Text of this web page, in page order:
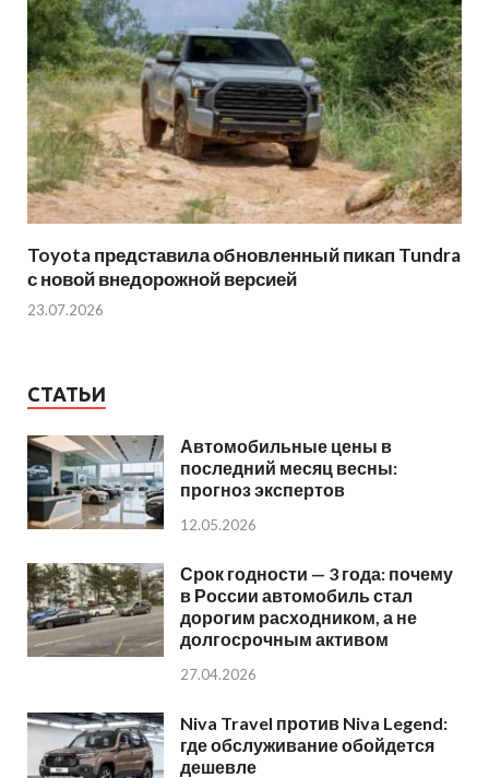
Toyota представила обновленный пикап Tundra
с новой внедорожной версией
23.07.2026
СТАТЬИ
Автомобильные цены в
последний месяц весны:
прогноз экспертов
12.05.2026
Срок годности — 3 года: почему
в России автомобиль стал
дорогим расходником, а не
долгосрочным активом
27.04.2026
Niva Travel против Niva Legend:
где обслуживание обойдется
дешевле